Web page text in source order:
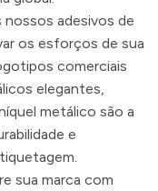
nossos adesivos de
os esforços de sua
comerciais
elegantes,
metálico são a
e
sua marca com